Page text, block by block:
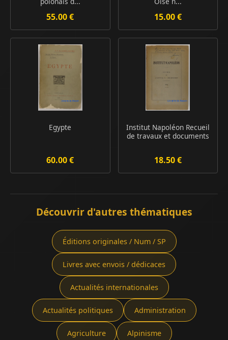
55.00 € 15.00 €
Egypte
60.00 €
Institut Napoléon Recueil
de travaux et documents
18.50 €
Découvrir d'autres thématiques
Éditions originales / Num / SP
Livres avec envois / dédicaces
Actualités internationales
Actualités politiques Administration
Agriculture Alpinisme